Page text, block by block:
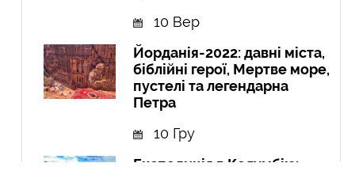
10 Вер
Йорданія-2022: давні міста,
біблійні герої, Мертве море,
пустелі та легендарна
Петра
10 Гру
Експедиція в Колумбію: